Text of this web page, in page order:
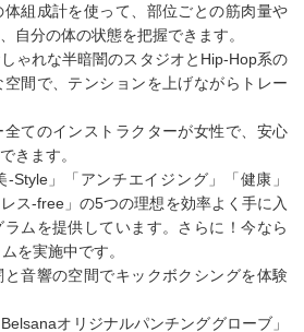
組成計を使って、部位ごとの筋肉量や
自分の体の状態を把握できます。
ゃれな半暗闇のスタジオとHip-Hop系の
間で、テンションを上げながらトレー
てのインストラクターが女性で、安心
きます。
」「アンチエイジング」「健康」
ス-free」の5つの理想を効率よく手に入
ムを提供しています。さらに！今なら
を実施中です。
音響の空間でキックボクシングを体験
オリジナルパンチンググローブ」